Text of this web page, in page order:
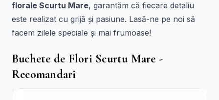
florale Scurtu Mare, garantăm că fiecare detaliu
este realizat cu grijă și pasiune. Lasă-ne pe noi să
facem zilele speciale și mai frumoase!
Buchete de Flori Scurtu Mare -
Recomandari